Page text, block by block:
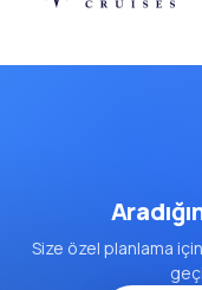
Size özel planlama